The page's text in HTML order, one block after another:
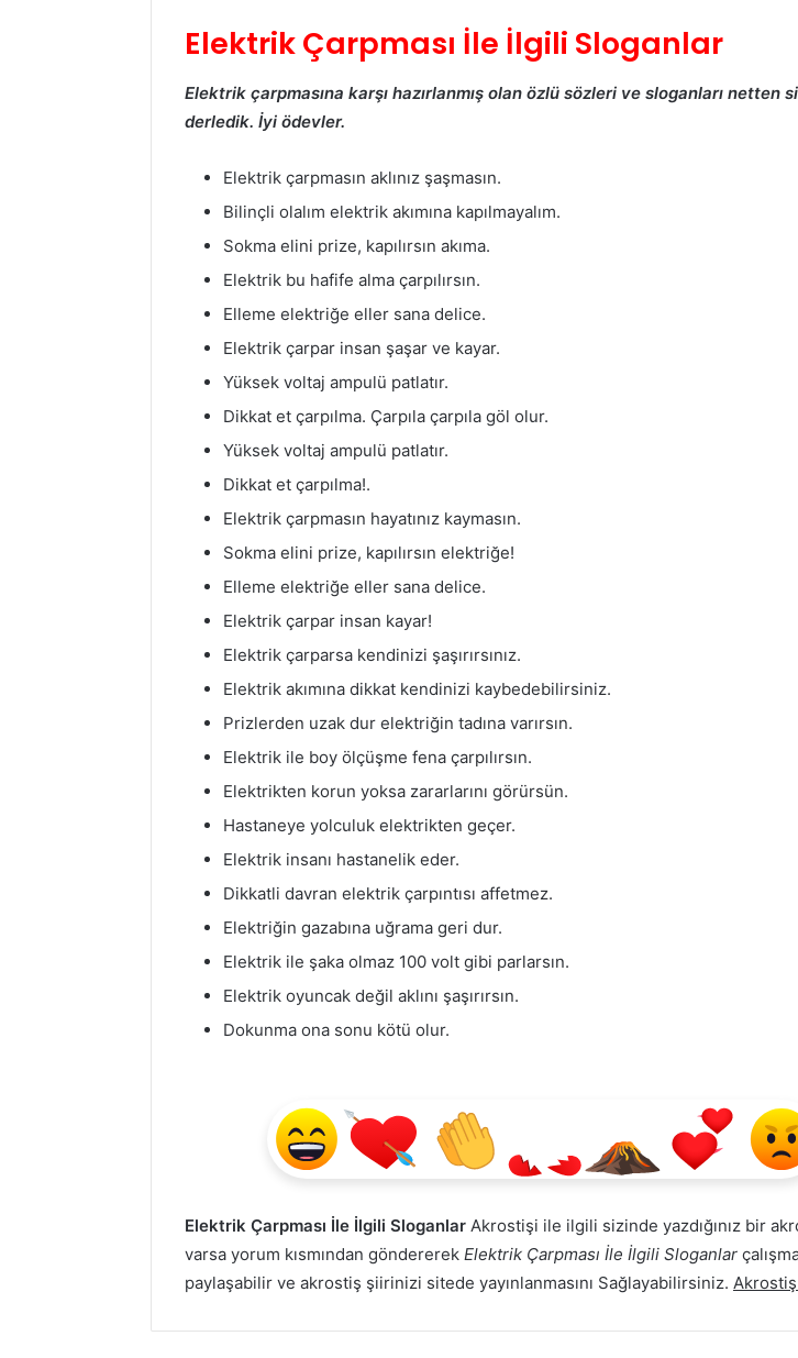
Elektrik Çarpması İle İlgili Sloganlar
Elektrik çarpmasına karşı hazırlanmış olan özlü sözleri ve sloganları netten
derledik. İyi ödevler.
Elektrik çarpmasın aklınız şaşmasın.
Bilinçli olalım elektrik akımına kapılmayalım.
Sokma elini prize, kapılırsın akıma.
Elektrik bu hafife alma çarpılırsın.
Elleme elektriğe eller sana delice.
Elektrik çarpar insan şaşar ve kayar.
Yüksek voltaj ampulü patlatır.
Dikkat et çarpılma. Çarpıla çarpıla göl olur.
Yüksek voltaj ampulü patlatır.
Dikkat et çarpılma!.
Elektrik çarpmasın hayatınız kaymasın.
Sokma elini prize, kapılırsın elektriğe!
Elleme elektriğe eller sana delice.
Elektrik çarpar insan kayar!
Elektrik çarparsa kendinizi şaşırırsınız.
Elektrik akımına dikkat kendinizi kaybedebilirsiniz.
Prizlerden uzak dur elektriğin tadına varırsın.
Elektrik ile boy ölçüşme fena çarpılırsın.
Elektrikten korun yoksa zararlarını görürsün.
Hastaneye yolculuk elektrikten geçer.
Elektrik insanı hastanelik eder.
Dikkatli davran elektrik çarpıntısı affetmez.
Elektriğin gazabına uğrama geri dur.
Elektrik ile şaka olmaz 100 volt gibi parlarsın.
Elektrik oyuncak değil aklını şaşırırsın.
Dokunma ona sonu kötü olur.
Elektrik Çarpması İle İlgili Sloganlar Akrostişi ile ilgili sizinde yazdığınız bir
varsa yorum kısmından göndererek Elektrik Çarpması İle İlgili Sloganlar
paylaşabilir ve akrostiş şiirinizi sitede yayınlanmasını Sağlayabilirsiniz.